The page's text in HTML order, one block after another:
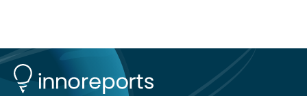
Entwicklung von Technologien zur gezielten
Datenreduktion und Rekonstruktion in schwierigen
Kommunikationsumgebungen. Das Event dient der